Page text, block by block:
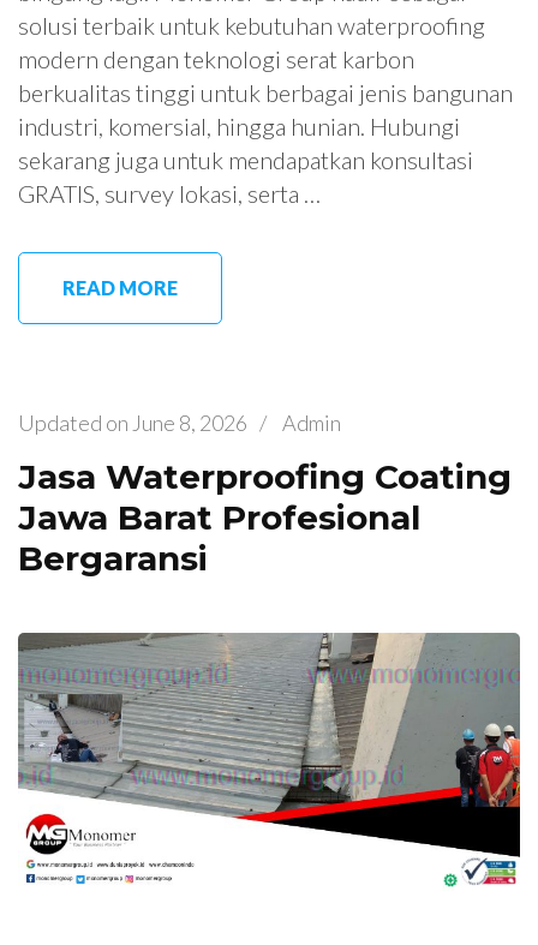
solusi terbaik untuk kebutuhan waterproofing
modern dengan teknologi serat karbon
berkualitas tinggi untuk berbagai jenis bangunan
industri, komersial, hingga hunian. Hubungi
sekarang juga untuk mendapatkan konsultasi
GRATIS, survey lokasi, serta …
READ MORE
Updated on June 8, 2026 / Admin
Jasa Waterproofing Coating
Jawa Barat Profesional
Bergaransi